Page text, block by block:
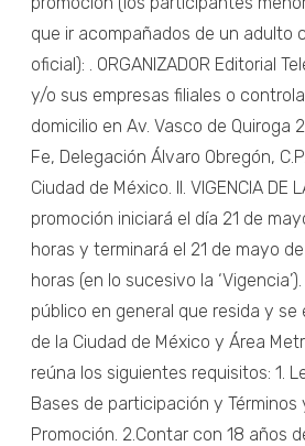
que ir acompañados de un adulto
oficial): . ORGANIZADOR Editorial
y/o sus empresas filiales o
domicilio en Av. Vasco de Quiroga
Fe, Delegación Álvaro Obregón,
Ciudad de México. II. VIGENCIA DE
promoción iniciará el día 21 de
horas y terminará el 21 de mayo
horas (en lo sucesivo la ‘Vigencia’).
público en general que resida y
de la Ciudad de México y Área
reúna los siguientes requisitos: 1.
Bases de participación y
Promoción. 2.Contar con 18 años